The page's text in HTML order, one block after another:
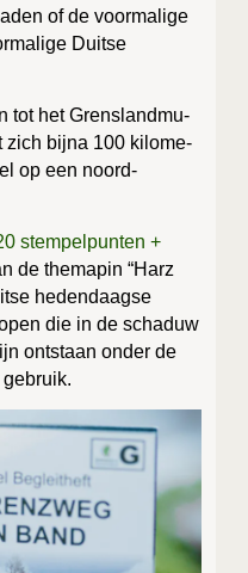
of de voor­ma­li­ge
Duit­se
tot het Grens­land­mu­
zich bij­na 100 kilo­me­
op een noord-
stem­pel­pun­ten +
de the­ma­pin “Harz
heden­daag­se
die in de scha­duw
ont­staan onder de